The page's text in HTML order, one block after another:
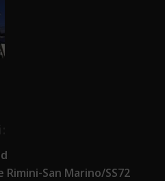
Rimini-San Marino/SS72